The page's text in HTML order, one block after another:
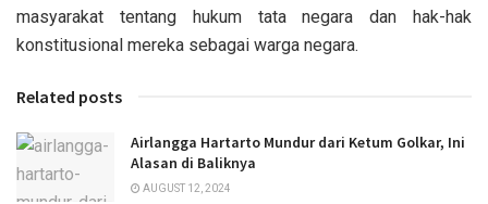
masyarakat tentang hukum tata negara dan hak-hak
konstitusional mereka sebagai warga negara.
Related posts
Airlangga Hartarto Mundur dari Ketum Golkar, Ini
Alasan di Baliknya
AUGUST 12, 2024